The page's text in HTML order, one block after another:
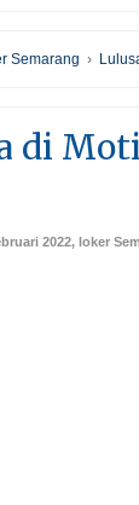
Semarang ›
di
2022, loker